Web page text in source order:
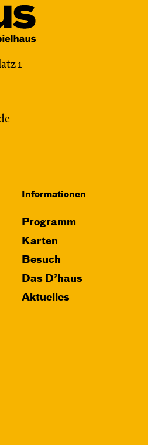
1
Informationen
Programm
Karten
Besuch
Das D’haus
Aktuelles